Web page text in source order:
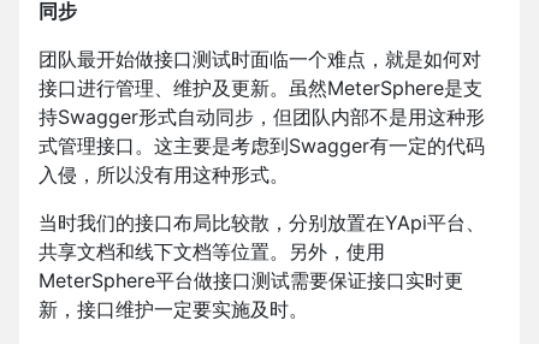
同步
团队最开始做接口测试时面临一个难点，就是如何对
接口进行管理、维护及更新。虽然MeterSphere是支
持Swagger形式自动同步，但团队内部不是用这种形
式管理接口。这主要是考虑到Swagger有一定的代码
入侵，所以没有用这种形式。
当时我们的接口布局比较散，分别放置在YApi平台、
共享文档和线下文档等位置。另外，使用
MeterSphere平台做接口测试需要保证接口实时更
新，接口维护一定要实施及时。